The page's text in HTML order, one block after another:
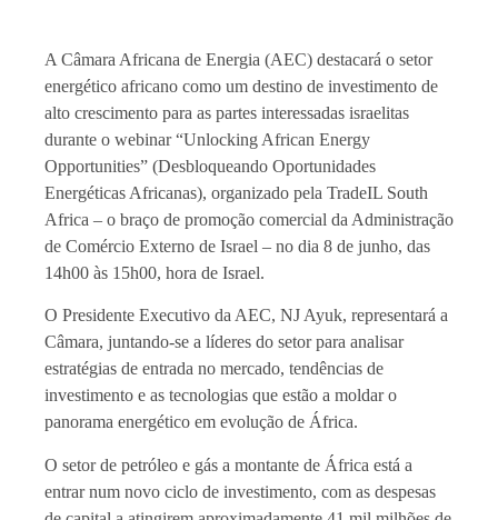
A Câmara Africana de Energia (AEC) destacará o setor
energético africano como um destino de investimento de
alto crescimento para as partes interessadas israelitas
durante o webinar “Unlocking African Energy
Opportunities” (Desbloqueando Oportunidades
Energéticas Africanas), organizado pela TradeIL South
Africa – o braço de promoção comercial da Administração
de Comércio Externo de Israel – no dia 8 de junho, das
14h00 às 15h00, hora de Israel.
O Presidente Executivo da AEC, NJ Ayuk, representará a
Câmara, juntando-se a líderes do setor para analisar
estratégias de entrada no mercado, tendências de
investimento e as tecnologias que estão a moldar o
panorama energético em evolução de África.
O setor de petróleo e gás a montante de África está a
entrar num novo ciclo de investimento, com as despesas